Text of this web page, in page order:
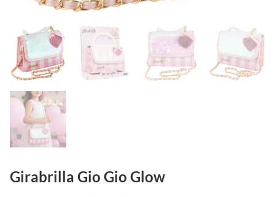
Girabrilla Gio Gio Glow